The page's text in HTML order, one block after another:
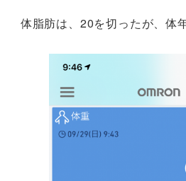
体脂肪は、20を切ったが、体